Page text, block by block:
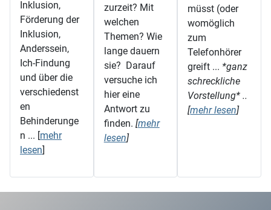
Inklusion,
Förderung der
Inklusion,
Anderssein,
Ich-Findung
und über die
verschiedenst
en
Behinderunge
n ... [mehr
lesen]
zurzeit? Mit
welchen
Themen? Wie
lange dauern
sie? Darauf
versuche ich
hier eine
Antwort zu
finden. [mehr
lesen]
müsst (oder
womöglich
zum
Telefonhörer
greift ... *ganz
schreckliche
Vorstellung* ..
[mehr lesen]